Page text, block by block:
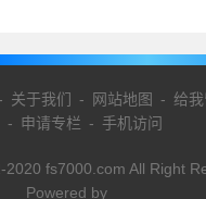
关于我们 - 网站地图 - 给
- 申请专栏 - 手机访问
2020 fs7000.com All Right
Powered by